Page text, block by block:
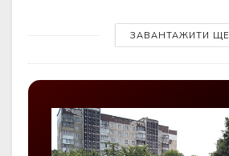
ЗАВАНТАЖИТИ ЩЕ